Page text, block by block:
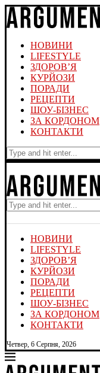
НОВИНИ
LIFESTYLE
ЗДОРОВ’Я
КУРЙОЗИ
ПОРАДИ
РЕЦЕПТИ
ШОУ-БІЗНЕС
ЗА КОРДОНОМ
КОНТАКТИ
НОВИНИ
LIFESTYLE
ЗДОРОВ’Я
КУРЙОЗИ
ПОРАДИ
РЕЦЕПТИ
ШОУ-БІЗНЕС
ЗА КОРДОНОМ
КОНТАКТИ
Четвер, 6 Серпня, 2026